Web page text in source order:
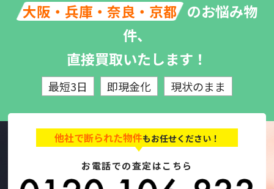
大阪・兵庫・奈良・京都 のお悩み物
件、
直接買取いたします！
最短3日 即現金化 現状のまま
他社で断られた物件もお任せください！
お電話での査定はこちら